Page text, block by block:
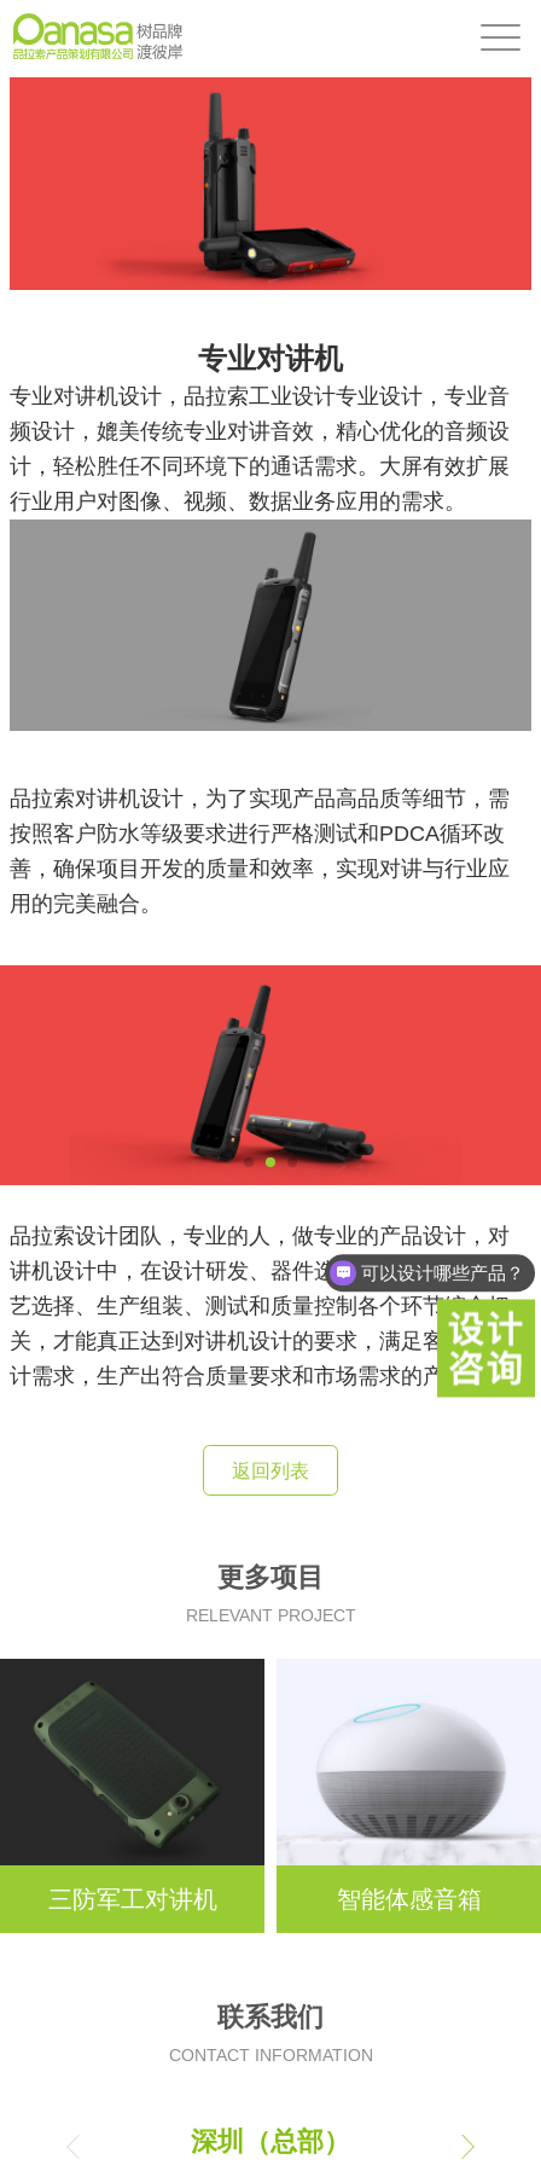
专业对讲机
专业对讲机设计，品拉索工业设计专业设计，专业音
频设计，媲美传统专业对讲音效，精心优化的音频设
计，轻松胜任不同环境下的通话需求。大屏有效扩展
行业用户对图像、视频、数据业务应用的需求。
品拉索对讲机设计 ，为了实现产品高品质等细节，需
按照客户防水等级要求进行严格测试和PDCA循环改
善，确保项目开发的质量和效率，实现对讲与行业应
用的完美融合。
品拉索设计团队，专业的人，做专业的产品设计，对
讲机设计中，在设计研发、器件选型、材料选择、工
艺选择、生产组装、测试和质量控制各个环节综合把
关，才能真正达到对讲机设计的要求，满足客户的设
计需求，生产出符合质量要求和市场需求的产品。
返回列表
更多项目
RELEVANT PROJECT
三防军工对讲机 智能体感音箱
联系我们
CONTACT INFORMATION
深圳（总部）
可以设计哪些产品？